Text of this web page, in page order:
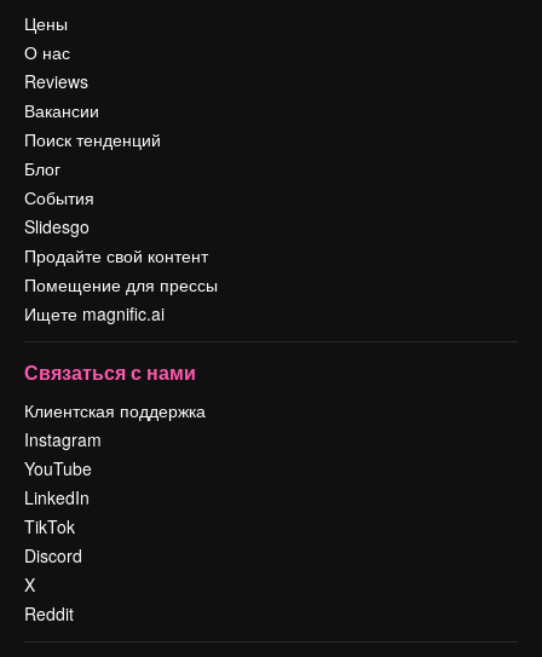
Цены
О нас
Reviews
Вакансии
Поиск тенденций
Блог
События
Slidesgo
Продайте свой контент
Помещение для прессы
Ищете magnific.ai
Связаться с нами
Клиентская поддержка
Instagram
YouTube
LinkedIn
TikTok
Discord
X
Reddit